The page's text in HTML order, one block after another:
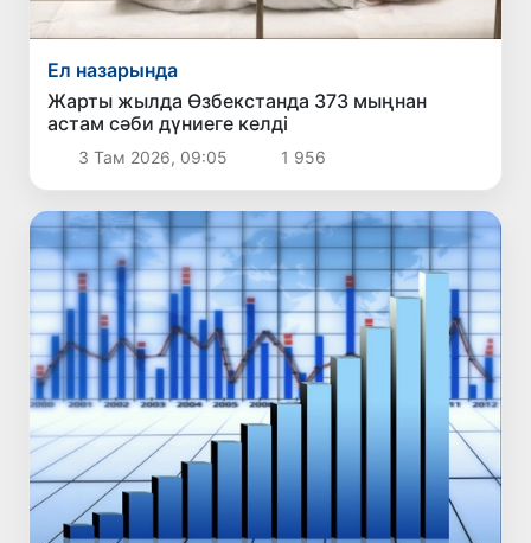
Ел назарында
Жарты жылда Өзбекстанда 373 мыңнан
астам сәби дүниеге келді
3 Там 2026, 09:05 1 956